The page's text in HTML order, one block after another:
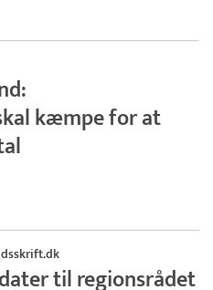
kæmpe for at
til regionsrådet